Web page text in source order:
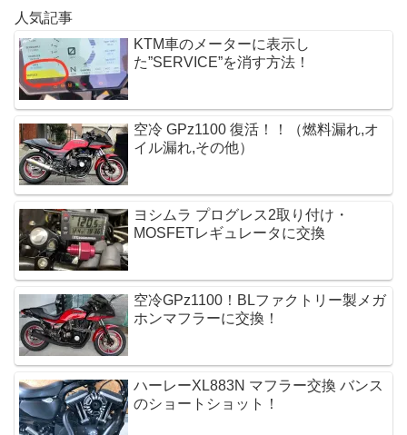
人気記事
KTM車のメーターに表示し
た”SERVICE”を消す方法！
空冷 GPz1100 復活！！（燃料漏れ,オ
イル漏れ,その他）
ヨシムラ プログレス2取り付け・
MOSFETレギュレータに交換 
空冷GPz1100！BLファクトリー製メガ
ホンマフラーに交換！
ハーレーXL883N マフラー交換 バンス
のショートショット！